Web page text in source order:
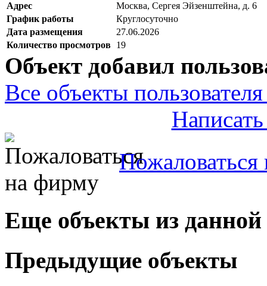
Адрес
Москва, Сергея Эйзенштейна, д. 6
График работы
Круглосуточно
Дата размещения
27.06.2026
Количество просмотров 19
Объект добавил
Все объекты
Еще объекты из данной
Предыдущие объекты